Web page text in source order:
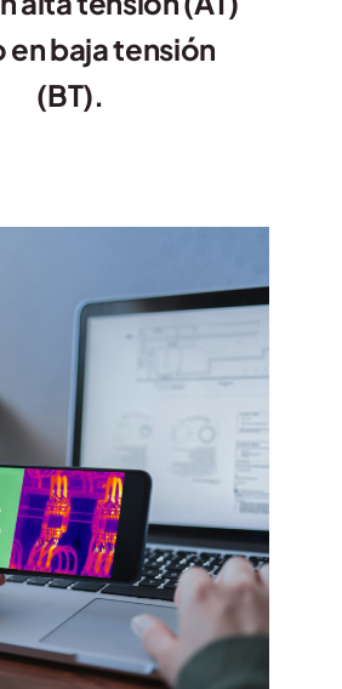
en baja tensión
(BT).